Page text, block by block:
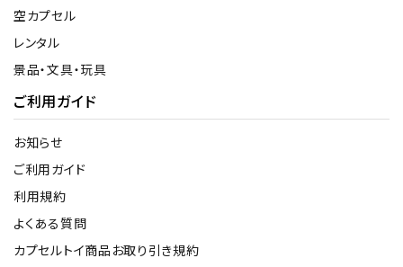
空カプセル
レンタル
景品・文具・玩具
ご利用ガイド
お知らせ
ご利用ガイド
利用規約
よくある質問
カプセルトイ商品お取り引き規約